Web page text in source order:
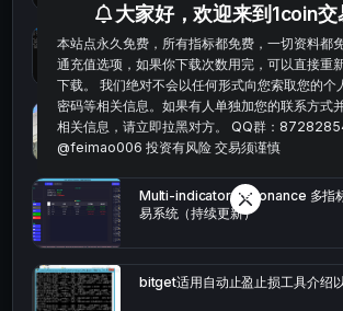
okx的短线量化的免费版本
bybit安卓端
Multi-indicator Resonance 多指
易系统（持续更新）
bitget适用自动止盈止损工具介绍
大家好，欢迎来到1coin交
本站点永久免费，所有指标都免费，一切资料都
通充值选项，如果你下载次数用完，可以直接重
下载。 我们绝对不会以任何形式向您索取您的个
密码等相关信息。如果有人单独加您的联系方式
相关信息，请立即拉黑对方。 QQ群：
@feimao006 投资有风险 交易须谨慎